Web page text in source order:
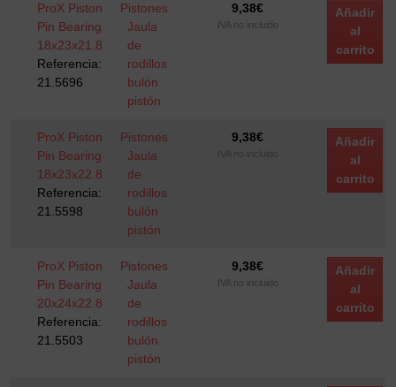
ProX Piston
Pin Bearing
18x23x21.8
Referencia:
21.5696
Pistones
Jaula
de
rodillos
bulón
pistón
9,38€
IVA no incluido
Añadir
al
carrito
ProX Piston
Pin Bearing
18x23x22.8
Referencia:
21.5598
Pistones
Jaula
de
rodillos
bulón
pistón
9,38€
IVA no incluido
Añadir
al
carrito
ProX Piston
Pin Bearing
20x24x22.8
Referencia:
21.5503
Pistones
Jaula
de
rodillos
bulón
pistón
9,38€
IVA no incluido
Añadir
al
carrito